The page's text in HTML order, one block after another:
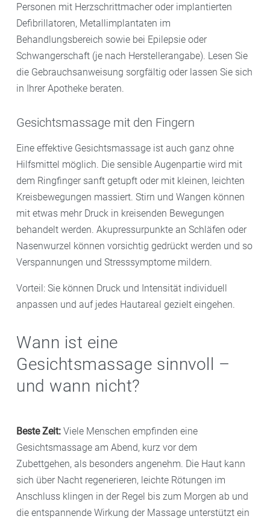
Personen mit Herzschrittmacher oder implantierten
Defibrillatoren, Metallimplantaten im
Behandlungsbereich sowie bei Epilepsie oder
Schwangerschaft (je nach Herstellerangabe). Lesen Sie
die Gebrauchsanweisung sorgfältig oder lassen Sie sich
in Ihrer Apotheke beraten.
Gesichtsmassage mit den Fingern
Eine effektive Gesichtsmassage ist auch ganz ohne
Hilfsmittel möglich. Die sensible Augenpartie wird mit
dem Ringfinger sanft getupft oder mit kleinen, leichten
Kreisbewegungen massiert. Stirn und Wangen können
mit etwas mehr Druck in kreisenden Bewegungen
behandelt werden. Akupressurpunkte an Schläfen oder
Nasenwurzel können vorsichtig gedrückt werden und so
Verspannungen und Stresssymptome mildern.
Vorteil: Sie können Druck und Intensität individuell
anpassen und auf jedes Hautareal gezielt eingehen.
Wann ist eine
Gesichtsmassage sinnvoll –
und wann nicht?
Beste Zeit: Viele Menschen empfinden eine
Gesichtsmassage am Abend, kurz vor dem
Zubettgehen, als besonders angenehm. Die Haut kann
sich über Nacht regenerieren, leichte Rötungen im
Anschluss klingen in der Regel bis zum Morgen ab und
die entspannende Wirkung der Massage unterstützt ein